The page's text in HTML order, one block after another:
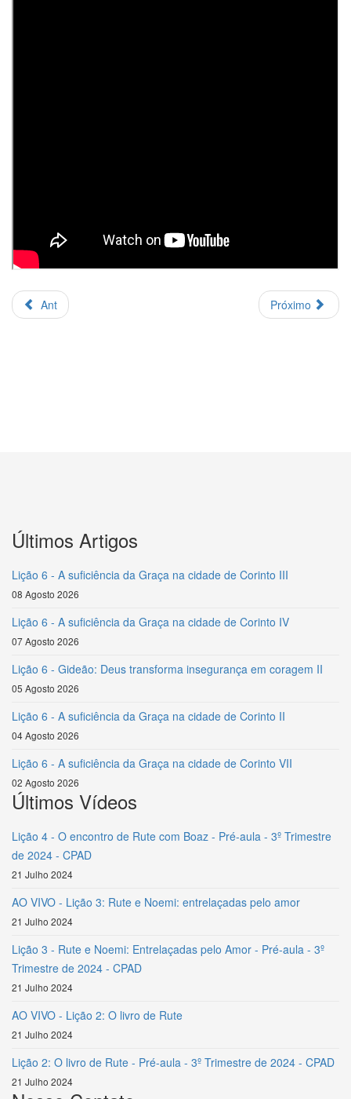
Ant Próximo
Últimos Artigos
Lição 6 - A suficiência da Graça na cidade de Corinto III
08 Agosto 2026
Lição 6 - A suficiência da Graça na cidade de Corinto IV
07 Agosto 2026
Lição 6 - Gideão: Deus transforma insegurança em coragem II
05 Agosto 2026
Lição 6 - A suficiência da Graça na cidade de Corinto II
04 Agosto 2026
Lição 6 - A suficiência da Graça na cidade de Corinto VII
02 Agosto 2026
Últimos Vídeos
Lição 4 - O encontro de Rute com Boaz - Pré-aula - 3º Trimestre
de 2024 - CPAD
21 Julho 2024
AO VIVO - Lição 3: Rute e Noemi: entrelaçadas pelo amor
21 Julho 2024
Lição 3 - Rute e Noemi: Entrelaçadas pelo Amor - Pré-aula - 3º
Trimestre de 2024 - CPAD
21 Julho 2024
AO VIVO - Lição 2: O livro de Rute
21 Julho 2024
Lição 2: O livro de Rute - Pré-aula - 3º Trimestre de 2024 - CPAD
21 Julho 2024